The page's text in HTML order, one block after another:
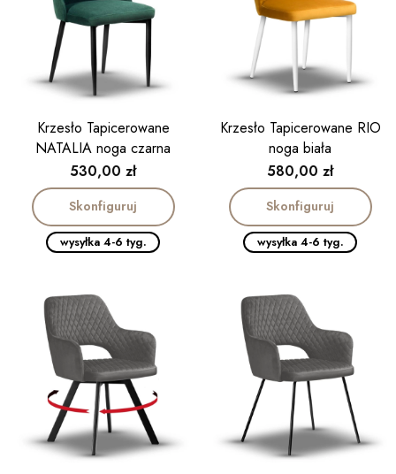
Krzesło Tapicerowane
NATALIA noga czarna
Cena
530,00 zł
Skonfiguruj
wysyłka 4-6 tyg.
Krzesło Tapicerowane RIO
noga biała
Cena
580,00 zł
Skonfiguruj
wysyłka 4-6 tyg.